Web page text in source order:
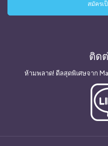
ติด
ห้ามพลาด! ดีลสุดพิเศษจาก